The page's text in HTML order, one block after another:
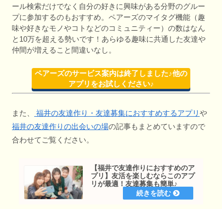
ール検索だけでなく自分の好きに興味がある分野のグルー
プに参加するのもおすすめ。ペアーズのマイタグ機能（趣
味や好きなモノやコトなどのコミュニティー）の数はなん
と10万を超える勢いです！あらゆる趣味に共通した友達や
仲間が増えること間違いなし。
ペアーズのサービス案内は終了しました♪他の
アプリをお試しください♪
また、 福井の友達作り・友達募集におすすめするアプリ や
福井の友達作りの出会いの場の記事もまとめていますので
合わせてご覧ください。
【福井で友達作りにおすすめのア
プリ】友活を楽しむならこのアプ
リが最適！友達募集も簡単♪